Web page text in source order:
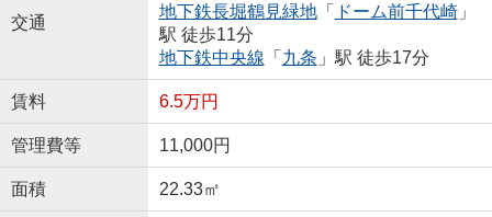
交通
地下鉄長堀鶴見緑地「 ドーム前千代崎」
駅 徒歩11分
地下鉄中央線 「 九条 」駅 徒歩17分
賃料 6.5万円
管理費等 11,000円
面積 22.33㎡